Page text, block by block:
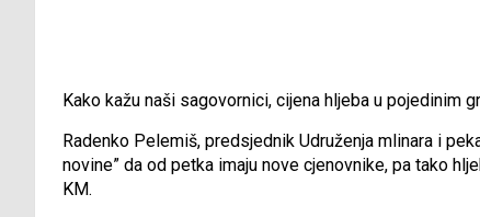
Kako kažu naši sagovornici, cijena hljeba u pojedinim
Radenko Pelemiš, predsjednik Udruženja mlinara i
novine” da od petka imaju nove cjenovnike, pa tako
KM.